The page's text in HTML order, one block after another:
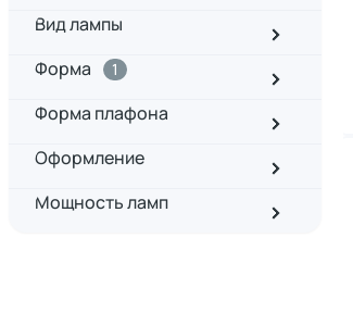
Вид лампы
Форма
1
Форма плафона
Оформление
Мощность ламп